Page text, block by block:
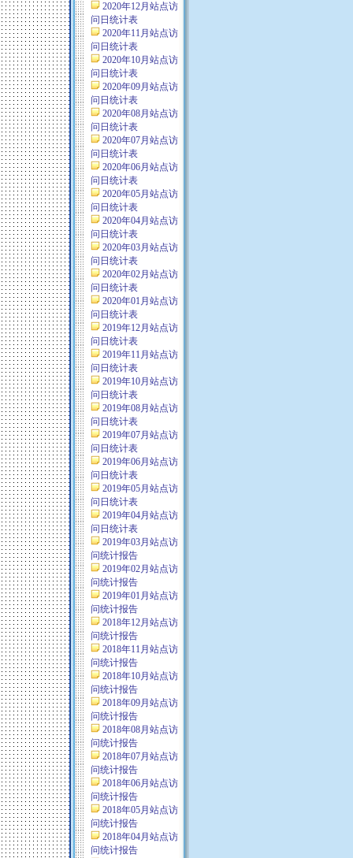
2020年12月站点访
问日统计表
2020年11月站点访
问日统计表
2020年10月站点访
问日统计表
2020年09月站点访
问日统计表
2020年08月站点访
问日统计表
2020年07月站点访
问日统计表
2020年06月站点访
问日统计表
2020年05月站点访
问日统计表
2020年04月站点访
问日统计表
2020年03月站点访
问日统计表
2020年02月站点访
问日统计表
2020年01月站点访
问日统计表
2019年12月站点访
问日统计表
2019年11月站点访
问日统计表
2019年10月站点访
问日统计表
2019年08月站点访
问日统计表
2019年07月站点访
问日统计表
2019年06月站点访
问日统计表
2019年05月站点访
问日统计表
2019年04月站点访
问日统计表
2019年03月站点访
问统计报告
2019年02月站点访
问统计报告
2019年01月站点访
问统计报告
2018年12月站点访
问统计报告
2018年11月站点访
问统计报告
2018年10月站点访
问统计报告
2018年09月站点访
问统计报告
2018年08月站点访
问统计报告
2018年07月站点访
问统计报告
2018年06月站点访
问统计报告
2018年05月站点访
问统计报告
2018年04月站点访
问统计报告